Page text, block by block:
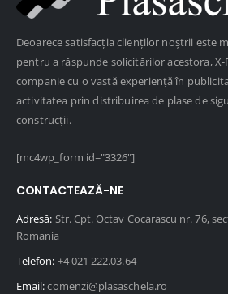
Deoarece satisfacția clienților noștrii este
pentru a răspunde solicitărilor acestora, X-
companie cu o vastă experiență în
activitatea prin distribuirea de plase de
construcții.
[mc4wp_form id="3326"]
CONTACTEAZĂ-NE
Adresă: Str. Cpt. Octav Cocarascu nr. 76,
Romania
Telefon: +4 021 222.03.64
Email:comenzi@plasaschela.ro